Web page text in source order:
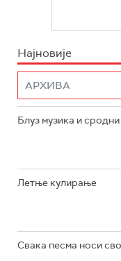
Најновије
Блуз музика и
Летње кулирање
Свака песма носи